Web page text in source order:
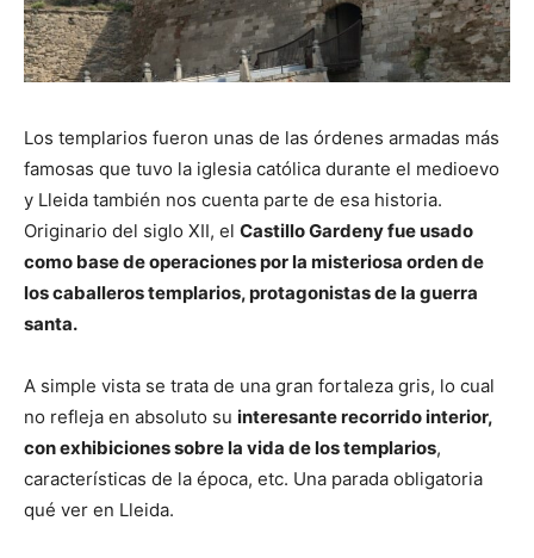
Los templarios fueron unas de las órdenes armadas más
famosas que tuvo la iglesia católica durante el medioevo
y Lleida también nos cuenta parte de esa historia.
Originario del siglo XII, el Castillo Gardeny fue usado
como base de operaciones por la misteriosa orden de
los caballeros templarios, protagonistas de la guerra
santa.
A simple vista se trata de una gran fortaleza gris, lo cual
no refleja en absoluto su interesante recorrido interior,
con exhibiciones sobre la vida de los templarios,
características de la época, etc. Una parada obligatoria
qué ver en Lleida.